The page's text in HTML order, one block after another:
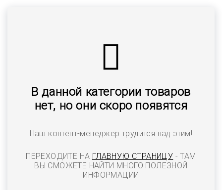
В данной категории товаров
нет, но они скоро появятся
Наш контент-менеджер трудится над этим!
ПЕРЕХОДИТЕ НА ГЛАВНУЮ СТРАНИЦУ - ТАМ
ВЫ СМОЖЕТЕ НАЙТИ МНОГО ПОЛЕЗНОЙ
ИНФОРМАЦИИ